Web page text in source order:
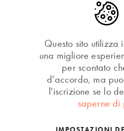
Questo sito utilizza
una migliore
per scontato
d'accordo, ma
l'iscrizione se lo
saperne di